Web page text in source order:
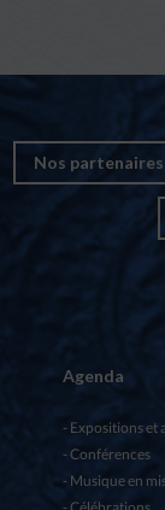
Nos partenaires
Agenda
Expositions et
Conférences
Musique en